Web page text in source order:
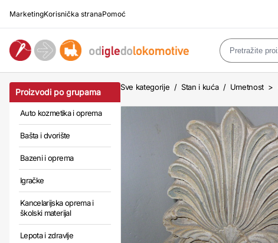
MarketingKorisnička stranaPomoć
Proizvodi po grupama
Auto kozmetika i oprema
Bašta i dvorište
Bazeni i oprema
Igračke
Kancelarijska oprema i
školski materijal
Lepota i zdravlje
Sve kategorije / Stan i kuća / Umetnost >